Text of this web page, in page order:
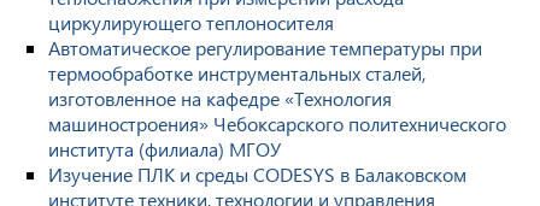
циркулирующего теплоносителя
Автоматическое регулирование температуры при
термообработке инструментальных сталей,
изготовленное на кафедре «Технология
машиностроения» Чебоксарского политехнического
института (филиала) МГОУ
Изучение ПЛК и среды CODESYS в Балаковском
институте техники, технологии и управления